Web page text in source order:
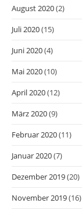
August 2020(2)
Juli 2020(15)
Juni 2020(4)
Mai 2020(10)
April 2020(12)
März 2020(9)
Februar 2020(11)
Januar 2020(7)
Dezember 2019(20)
November 2019(16)